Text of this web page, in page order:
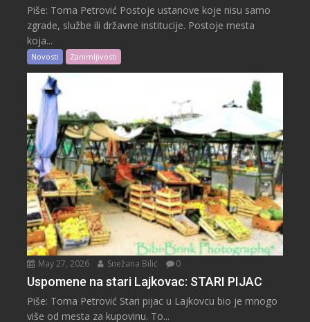
Piše: Toma Petrović Postoje ustanove koje nisu samo
zgrade, službe ili državne institucije. Postoje mesta
koja...
Novosti Zanimljivosti
May 27, 2026 Snežana Bilić 0
Uspomene na stari Lajkovac: STARI PIJAC
Piše: Toma Petrović Stari pijac u Lajkovcu bio je mnogo
više od mesta za kupovinu. To...